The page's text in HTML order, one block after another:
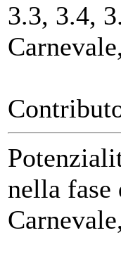
3.3, 3.4,
nella